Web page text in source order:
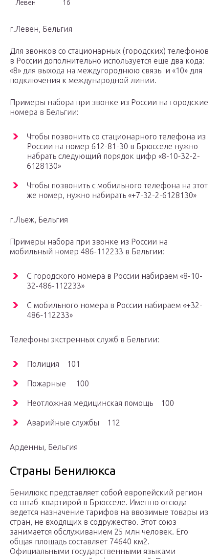
Левен 16
г.Левен, Бельгия
Для звонков со стационарных (городских) телефонов
в России дополнительно используется еще два кода:
«8» для выхода на междугороднюю связь и «10» для
подключения к международной линии.
Примеры набора при звонке из России на городские
номера в Бельгии:
Чтобы позвонить со стационарного телефона из
России на номер 612-81-30 в Брюсселе нужно
набрать следующий порядок цифр «8-10-32-2-
6128130»
Чтобы позвонить с мобильного телефона на этот
же номер, нужно набирать «+7-32-2-6128130»
г.Льеж, Бельгия
Примеры набора при звонке из России на
мобильный номер 486-112233 в Бельгии:
С городского номера в России набираем «8-10-
32-486-112233»
С мобильного номера в России набираем «+32-
486-112233»
Телефоны экстренных служб в Бельгии:
Полиция 101
Пожарные 100
Неотложная медицинская помощь 100
Аварийные службы 112
Арденны, Бельгия
Страны Бенилюкса
Бенилюкс представляет собой европейский регион
со штаб-квартирой в Брюсселе. Именно отсюда
ведется назначение тарифов на ввозимые товары из
стран, не входящих в содружество. Этот союз
занимается обслуживанием 25 млн человек. Его
общая площадь составляет 74640 км2.
Официальными государственными языками